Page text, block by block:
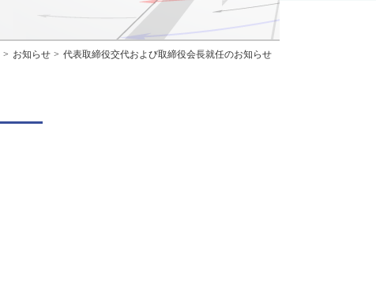
お知らせ 代表取締役交代および取締役会長就任のお知らせ